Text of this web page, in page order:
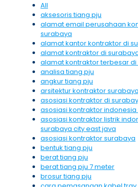
All
aksesoris tiang pju
alamat email perusahaan
surabaya
alamat kantor kontraktor di
alamat kontraktor di
alamat kontraktor terbesar
analisa tiang pju
angkur tiang pju
arsitektur kontraktor surabaya
asosiasi kontraktor di
asosiasi kontraktor
asosiasi kontraktor listrik
surabaya city east java
asosiasi kontraktor surabaya
bentuk tiang pju
berat tiang pju
berat tiang pju 7 meter
brosur tiang pju